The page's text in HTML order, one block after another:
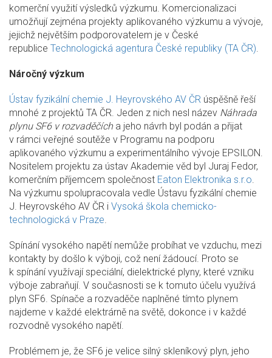
komerční využití výsledků výzkumu. Komercionalizaci
umožňují zejména projekty aplikovaného výzkumu a vývoje,
jejichž největším podporovatelem je v České
republice Technologická agentura České republiky (TA ČR).
Náročný výzkum
Ústav fyzikální chemie J. Heyrovského AV ČR úspěšně řeší
mnohé z projektů TA ČR. Jeden z nich nesl název Náhrada
plynu SF6 v rozvaděčícha jeho návrh byl podán a přijat
v rámci veřejné soutěže v Programu na podporu
aplikovaného výzkumu a experimentálního vývoje EPSILON.
Nositelem projektu za ústav Akademie věd byl Juraj Fedor,
komerčním příjemcem společnost Eaton Elektronika s.r.o.
Na výzkumu spolupracovala vedle Ústavu fyzikální chemie
J. Heyrovského AV ČR i Vysoká škola chemicko-
technologická v Praze.
Spínání vysokého napětí nemůže probíhat ve vzduchu, mezi
kontakty by došlo k výboji, což není žádoucí. Proto se
k spínání využívají speciální, dielektrické plyny, které vzniku
výboje zabraňují. V současnosti se k tomuto účelu využívá
plyn SF6. Spínače a rozvaděče naplněné tímto plynem
najdeme v každé elektrárně na světě, dokonce i v každé
rozvodně vysokého napětí.
Problémem je, že SF6 je velice silný skleníkový plyn, jeho